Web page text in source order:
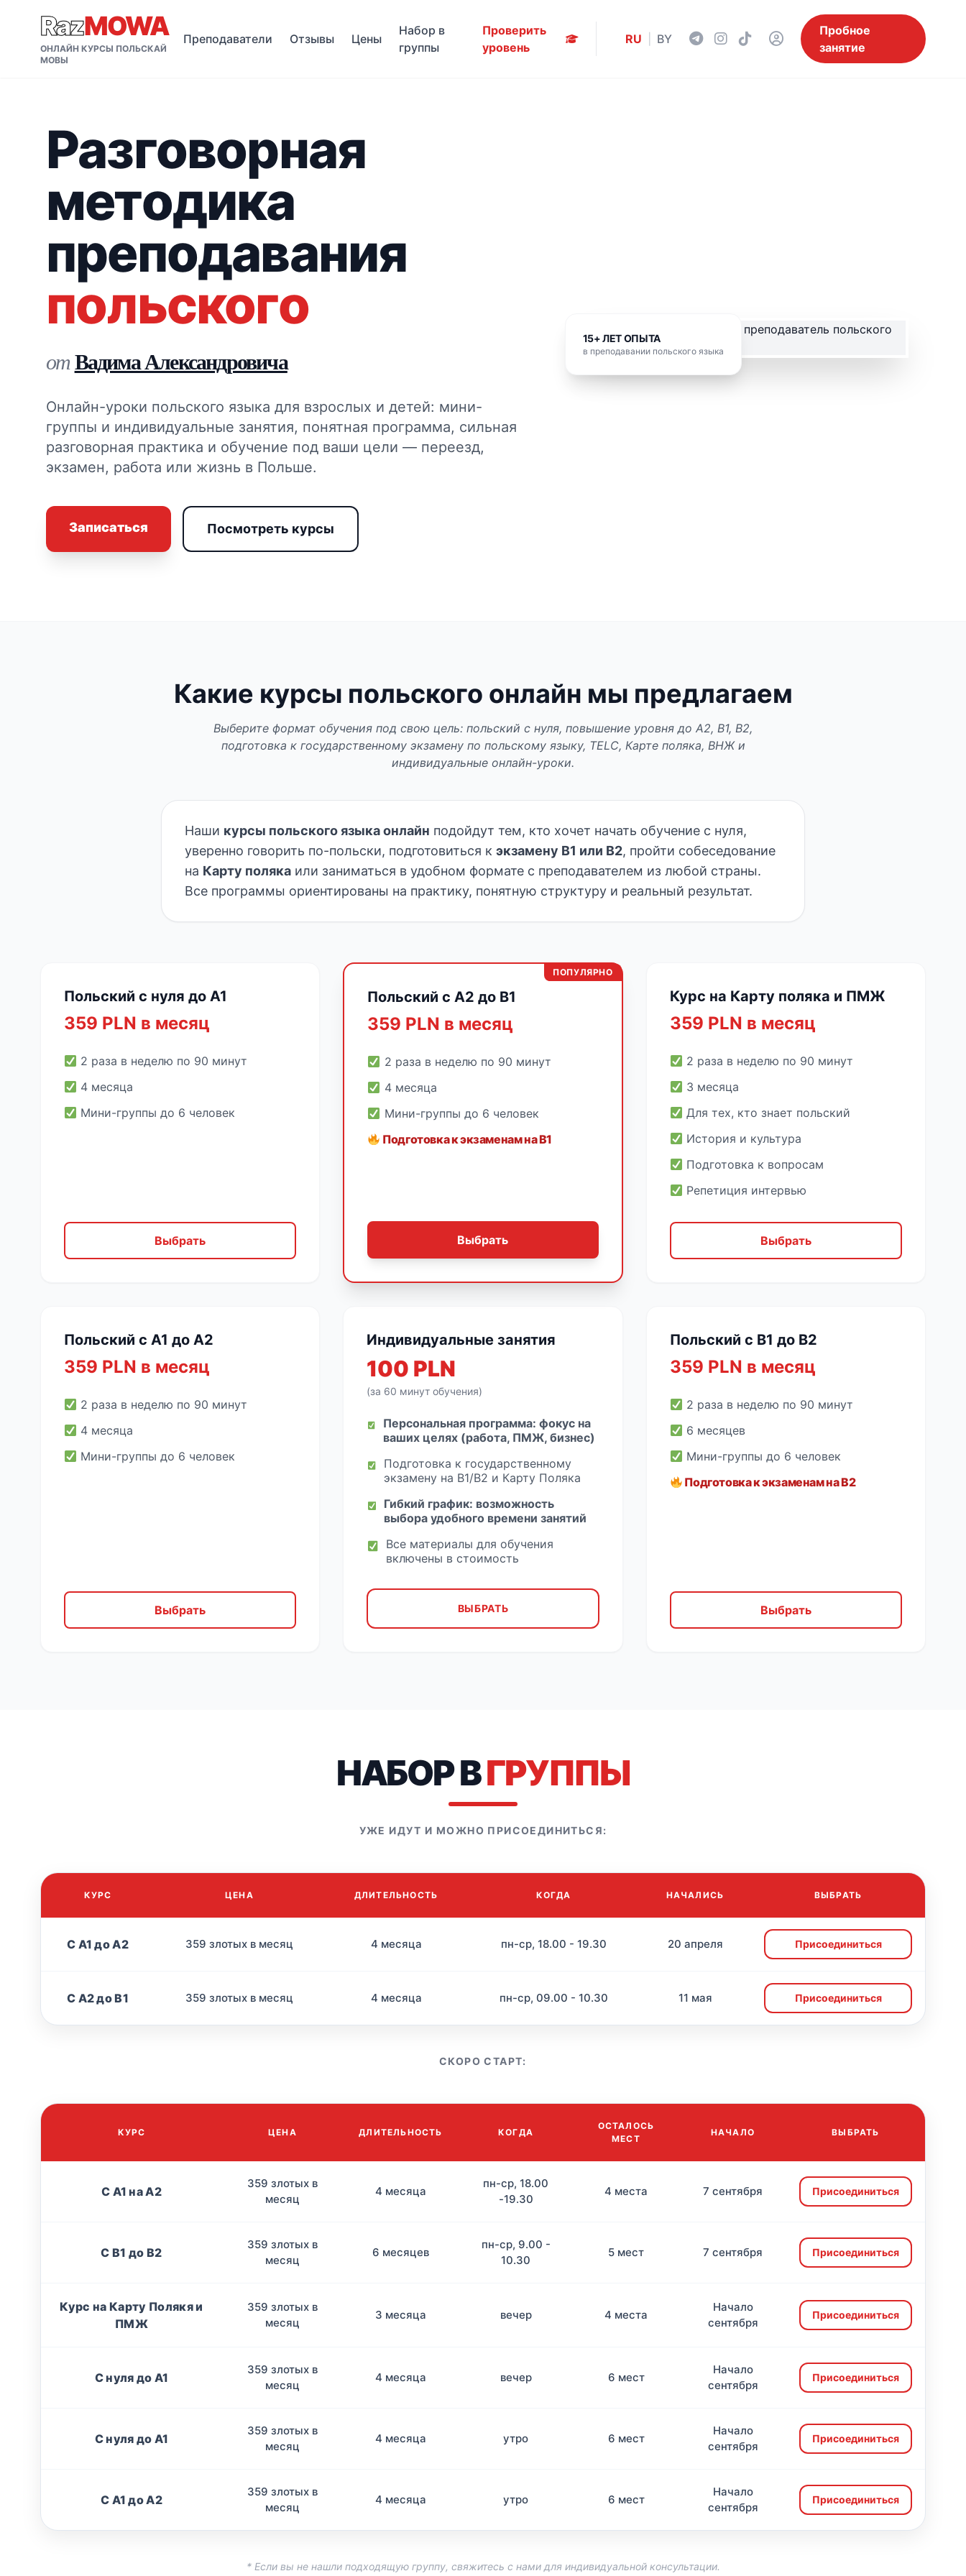
RazMOWA
ОНЛАЙН КУРСЫ ПОЛЬСКАЙ
МОВЫ
Преподаватели Отзывы Цены
Набор в
группы
Проверить
уровень
RU BY
Пробное
занятие
Разговорная
методика
преподавания
польского
отВадима Александровича
Онлайн-уроки польского языка для взрослых и детей: мини-
группы и индивидуальные занятия, понятная программа, сильная
разговорная практика и обучение под ваши цели — переезд,
экзамен, работа или жизнь в Польше.
Записаться Посмотреть курсы
15+ ЛЕТ ОПЫТА
в преподавании польского языка
Какие курсы польского онлайн мы предлагаем
Выберите формат обучения под свою цель: польский с нуля, повышение уровня до A2, B1, B2,
подготовка к государственному экзамену по польскому языку, TELC, Карте поляка, ВНЖ и
индивидуальные онлайн-уроки.
Наши курсы польского языка онлайн подойдут тем, кто хочет начать обучение с нуля,
уверенно говорить по-польски, подготовиться к экзамену B1 или B2, пройти собеседование
на Карту поляка или заниматься в удобном формате с преподавателем из любой страны.
Все программы ориентированы на практику, понятную структуру и реальный результат.
Польский с нуля до A1
359 PLN в месяц
2 раза в неделю по 90 минут
4 месяца
Мини-группы до 6 человек
Выбрать
ПОПУЛЯРНО
Польский с A2 до B1
359 PLN в месяц
2 раза в неделю по 90 минут
4 месяца
Мини-группы до 6 человек
Подготовка к экзаменам на B1
Выбрать
Курс на Карту поляка и ПМЖ
359 PLN в месяц
2 раза в неделю по 90 минут
3 месяца
Для тех, кто знает польский
История и культура
Подготовка к вопросам
Репетиция интервью
Выбрать
Польский с A1 до A2
359 PLN в месяц
2 раза в неделю по 90 минут
4 месяца
Мини-группы до 6 человек
Выбрать
Индивидуальные занятия
100 PLN
(за 60 минут обучения)
Персональная программа: фокус на
ваших целях (работа, ПМЖ, бизнес)
Подготовка к государственному
экзамену на B1/B2 и Карту Поляка
Гибкий график: возможность
выбора удобного времени занятий
Все материалы для обучения
включены в стоимость
ВЫБРАТЬ
Польский с B1 до B2
359 PLN в месяц
2 раза в неделю по 90 минут
6 месяцев
Мини-группы до 6 человек
Подготовка к экзаменам на B2
Выбрать
НАБОР ВГРУППЫ
УЖЕ ИДУТ И МОЖНО ПРИСОЕДИНИТЬСЯ:
КУРС ЦЕНА ДЛИТЕЛЬНОСТЬ КОГДА НАЧАЛИСЬ ВЫБРАТЬ
С A1 до A2 359 злотых в месяц 4 месяца пн-ср, 18.00 - 19.30 20 апреля Присоединиться
С A2 до B1 359 злотых в месяц 4 месяца пн-ср, 09.00 - 10.30 11 мая Присоединиться
СКОРО СТАРТ:
КУРС ЦЕНА ДЛИТЕЛЬНОСТЬ КОГДА
ОСТАЛОСЬ
МЕСТ
НАЧАЛО ВЫБРАТЬ
С А1 на А2
359 злотых в
месяц
4 месяца
пн-ср, 18.00
-19.30
4 места 7 сентября Присоединиться
С B1 до B2
359 злотых в
месяц
6 месяцев
пн-ср, 9.00 -
10.30
5 мест 7 сентября Присоединиться
Курс на Карту Полякя и
ПМЖ
359 злотых в
месяц
3 месяца вечер 4 места
Начало
сентября
Присоединиться
С нуля до А1
359 злотых в
месяц
4 месяца вечер 6 мест
Начало
сентября
Присоединиться
С нуля до А1
359 злотых в
месяц
4 месяца утро 6 мест
Начало
сентября
Присоединиться
С A1 до A2
359 злотых в
месяц
4 месяца утро 6 мест
Начало
сентября
Присоединиться
* Если вы не нашли подходящую группу, свяжитесь с нами для индивидуальной консультации.